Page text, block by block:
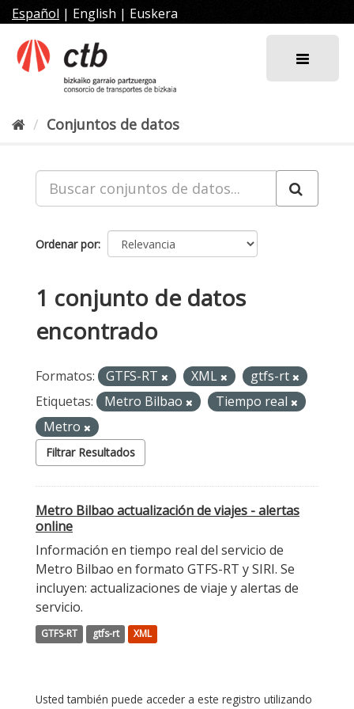
al
contenido
Español | English | Euskera
Conjuntos de datos
Ordenar por
1 conjunto de datos
encontrado
Formatos: GTFS-RT XML
gtfs-rt
Etiquetas:
Metro Bilbao
Tiempo real
Metro
Filtrar Resultados
Metro Bilbao actualización de viajes - alertas
online
Información en tiempo real del servicio de
Metro Bilbao en formato GTFS-RT y SIRI. Se
incluyen: actualizaciones de viaje y alertas de
servicio.
GTFS-RT gtfs-rt XML
Usted también puede acceder a este registro utilizando